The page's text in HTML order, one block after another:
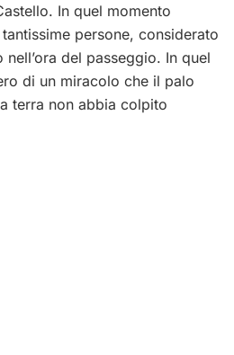
In quel momento
persone, considerato
del passeggio. In quel
di un miracolo che il palo
terra non abbia colpito